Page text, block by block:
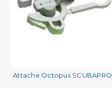
Attache Octopus SCUBAPRO